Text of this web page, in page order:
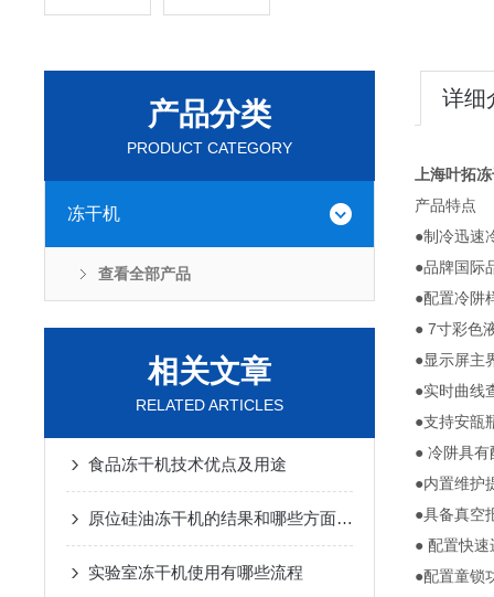
产品分类
PRODUCT CATEGORY
冻干机
查看全部产品
相关文章
RELATED ARTICLES
食品冻干机技术优点及用途
原位硅油冻干机的结果和哪些方面有关
实验室冻干机使用有哪些流程
详细
上海叶拓
产品特点
●制冷迅速
●品牌国际
●配置冷阱
● 7寸彩色
●显示屏主
●实时曲线
●支持安瓿
● 冷阱具
●内置维护
●具备真空
● 配置快
●配置童锁